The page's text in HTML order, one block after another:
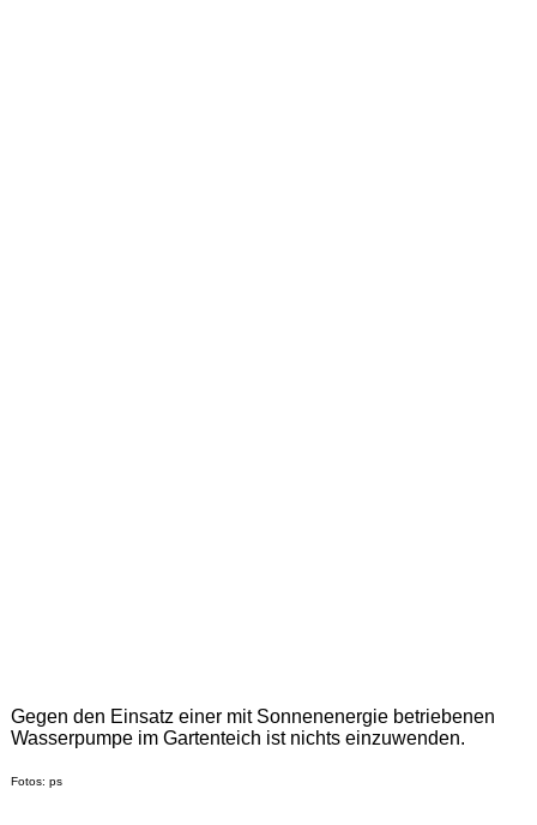
Gegen den Einsatz einer mit Sonnenenergie betriebenen
Wasserpumpe im Gartenteich ist nichts einzuwenden.
Fotos: ps